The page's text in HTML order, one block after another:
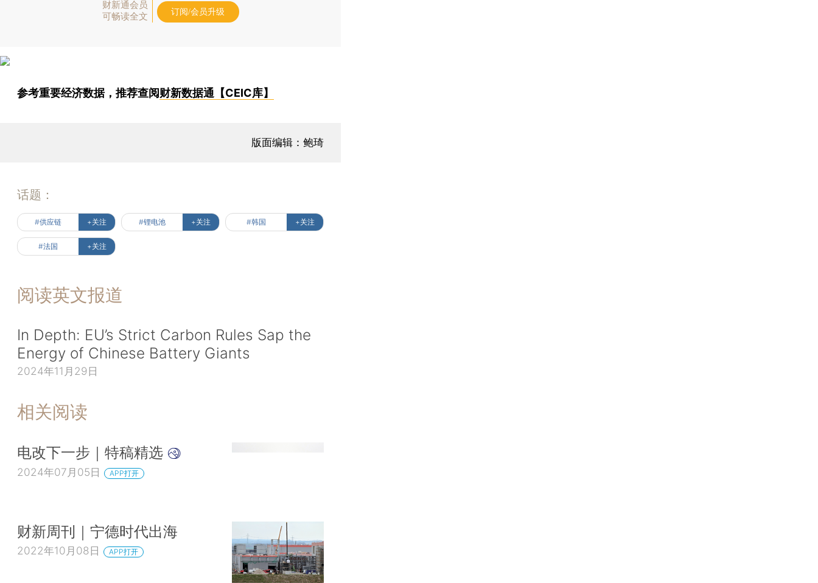
财新通会员
可畅读全文
订阅/会员升级
参考重要经济数据，推荐查阅财新数据通【CEIC库】
版面编辑：鲍琦
话题：
#供应链 +关注 #锂电池 +关注 #韩国 +关注
#法国 +关注
阅读英文报道
In Depth: EU’s Strict Carbon Rules Sap the
Energy of Chinese Battery Giants
2024年11月29日
相关阅读
电改下一步｜特稿精选
2024年07月05日 APP打开
财新周刊｜宁德时代出海
2022年10月08日 APP打开